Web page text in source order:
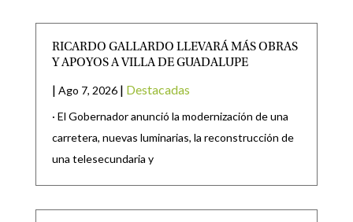
RICARDO GALLARDO LLEVARÁ MÁS OBRAS
Y APOYOS A VILLA DE GUADALUPE
| Ago 7, 2026 | Destacadas
· El Gobernador anunció la modernización de una
carretera, nuevas luminarias, la reconstrucción de
una telesecundaria y